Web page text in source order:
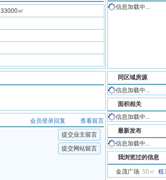
33000㎡
查看留言
会员登录回复
提交业主留言
提交网站留言
信息加载中...
同区域房源
信息加载中...
面积相关
信息加载中...
最新发布
信息加载中...
我浏览过的信息
金茂广场 55㎡ 租